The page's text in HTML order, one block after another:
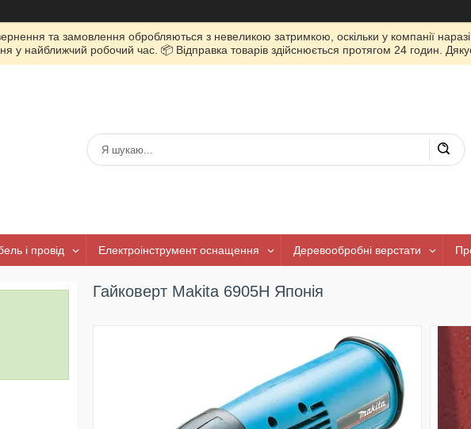
та замовлення обробляються з невеликою затримкою, оскільки у компанії
у найближчий робочий час. 📦 Відправка товарів здійснюється протягом 24 годин.
і провід Електроінструмент оснащення Деревообробні верстати
Гайковерт Makita 6905H Японія